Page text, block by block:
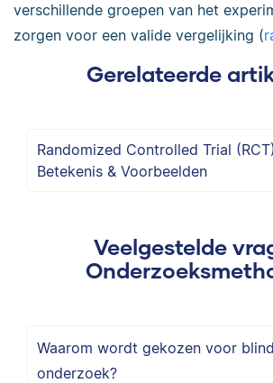
verschillende groepen van het
zorgen voor een valide vergelijking (
Gerelateerde
Randomized Controlled Trial (RCT)
Betekenis & Voorbeelden
Veelgestelde
Waarom wordt gekozen voor
onderzoek?